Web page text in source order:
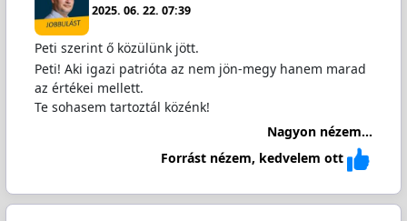
2025. 06. 22. 07:39
Peti szerint ő közülünk jött.
Peti! Aki igazi patrióta az nem jön-megy hanem marad
az értékei mellett.
Te sohasem tartoztál közénk!
Nagyon nézem...
Forrást nézem, kedvelem ott